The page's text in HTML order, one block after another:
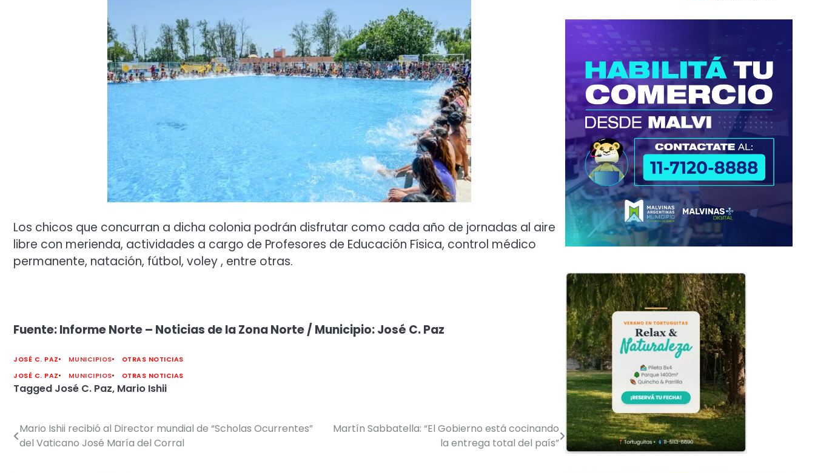
Los chicos que concurran a dicha colonia podrán disfrutar como cada año de jornadas al aire
libre con merienda, actividades a cargo de Profesores de Educación Física, control médico
permanente, natación, fútbol, voley , entre otras.
Fuente: Informe Norte – Noticias de la Zona Norte / Municipio: José C. Paz
JOSÉ C. PAZ MUNICIPIOS
OTRAS NOTICIAS
JOSÉ C. PAZ
MUNICIPIOS OTRAS NOTICIAS
Tagged José C. Paz, Mario Ishii
Navegación
Mario Ishii recibió al Director mundial de “Scholas Ocurrentes”
del Vaticano José María del Corral
Martín Sabbatella: “El Gobierno está cocinando
la entrega total del país”